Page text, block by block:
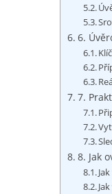
6.
7.
8.⁢ Jak